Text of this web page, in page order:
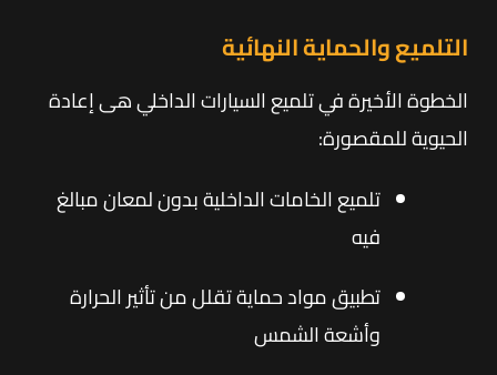
التلميع والحماية النهائية
الخطوة الأخيرة في تلميع السيارات الداخلي هى إعادة
الحيوية للمقصورة:
تلميع الخامات الداخلية بدون لمعان مبالغ
فيه
تطبيق مواد حماية تقلل من تأثير الحرارة
وأشعة الشمس